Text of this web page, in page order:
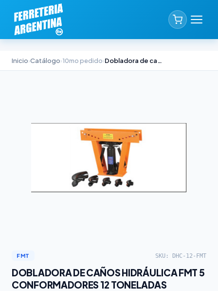
Inicio›Catálogo›10mo pedido› Dobladora de caños hidráulica FMT 5 conformadores 12 toneladas
FMT SKU: DHC-12-FMT
DOBLADORA DE CAÑOS HIDRÁULICA FMT 5
CONFORMADORES 12 TONELADAS